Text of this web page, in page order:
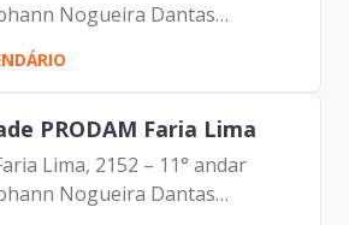
Nogueira Dantas
Pimentel Carlos Alberto da
PRODAM Faria Lima
Lima, 2152 – 11° andar
Nogueira Dantas